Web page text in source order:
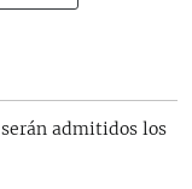
admitidos los